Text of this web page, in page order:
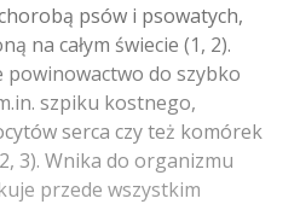
psów i psowatych,
na całym świecie (1, 2).
do szybko
szpiku kostnego,
serca czy też komórek
3). Wnika do organizmu
przede wszystkim